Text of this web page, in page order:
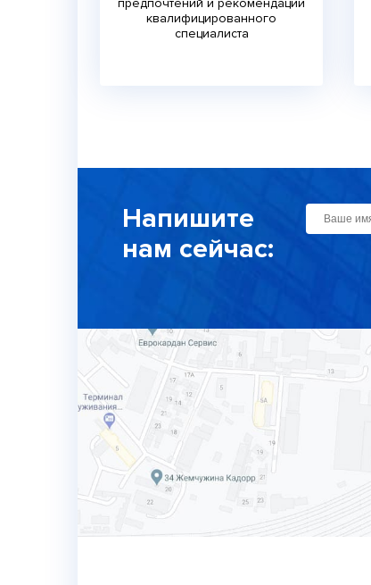
предпочтений и рекомендации
квалифицированного
специалиста
Напишите
нам сейчас: